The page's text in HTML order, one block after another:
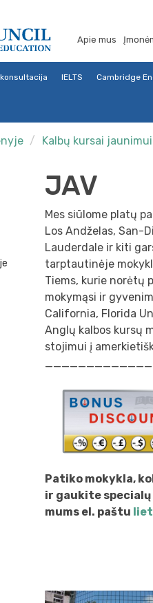
Apie mus
IELTS Cambridge
Kalbų kursai
JAV
Mes siūlome platų
Los Andželas, San-
Lauderdale ir kiti
tarptautinėje
Tiems, kurie norėtų
mokymąsi ir
California, Florida
Anglų kalbos kursų
stojimui į
Patiko mokykla,
ir gaukite
mums el. paštu